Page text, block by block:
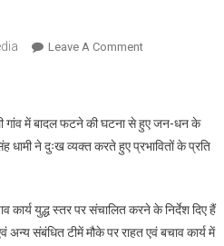
Leave A CommentOn
गांव
में
से
भारी
गांव में बादल फटने की घटना से हुए जन-धन के
धामी ने दुःख व्यक्त करते हुए प्रभावितों के प्रति
कार्य युद्ध स्तर पर संचालित करने के निर्देश दिए हैं
अन्य संबंधित टीमें मौके पर राहत एवं बचाव कार्य में